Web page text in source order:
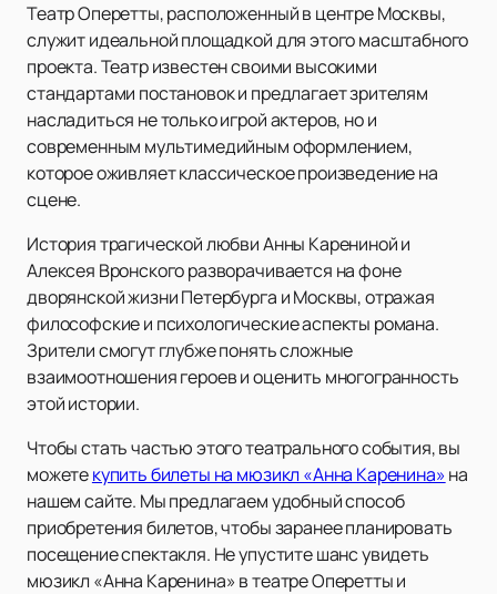
Театр Оперетты, расположенный в центре Москвы,
служит идеальной площадкой для этого масштабного
проекта. Театр известен своими высокими
стандартами постановок и предлагает зрителям
насладиться не только игрой актеров, но и
современным мультимедийным оформлением,
которое оживляет классическое произведение на
сцене.
История трагической любви Анны Карениной и
Алексея Вронского разворачивается на фоне
дворянской жизни Петербурга и Москвы, отражая
философские и психологические аспекты романа.
Зрители смогут глубже понять сложные
взаимоотношения героев и оценить многогранность
этой истории.
Чтобы стать частью этого театрального события, вы
можетекупить билеты на мюзикл «Анна Каренина»на
нашем сайте. Мы предлагаем удобный способ
приобретения билетов, чтобы заранее планировать
посещение спектакля. Не упустите шанс увидеть
мюзикл «Анна Каренина» в театре Оперетты и